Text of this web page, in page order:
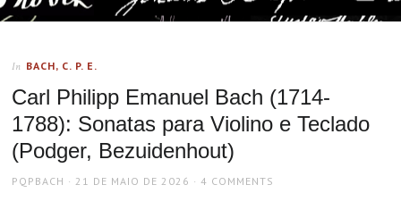
In BACH, C. P. E.
Carl Philipp Emanuel Bach (1714-
1788): Sonatas para Violino e Teclado
(Podger, Bezuidenhout)
AUTHOR
PQPBACH
POSTED
21 DE MAIO DE 2026 4 COMMENTS